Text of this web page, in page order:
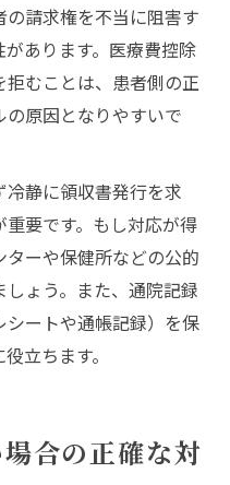
請求権を不当に阻害す
あります。医療費控除
むことは、患者側の正
原因となりやすいで
冷静に領収書発行を求
要です。もし対応が得
ーや保健所などの公的
ょう。また、通院記録
ートや通帳記録）を保
立ちます。
合の正確な対